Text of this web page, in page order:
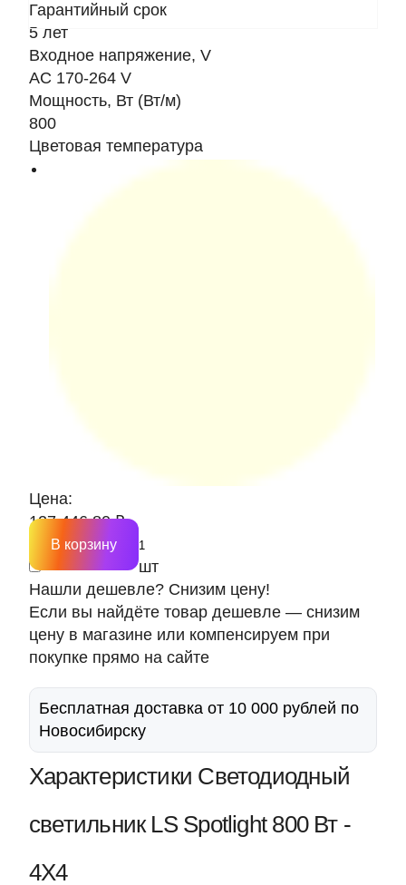
Гарантийный срок
5 лет
Входное напряжение, V
AC 170-264 V
Мощность, Вт (Вт/м)
800
Цветовая температура
Цена:
127 446.80 ₽
шт
В корзину
Нашли дешевле? Снизим цену!
Если вы найдёте товар дешевле — снизим
цену в магазине или компенсируем при
покупке прямо на сайте
Бесплатная доставка от 10 000 рублей по
Новосибирску
Характеристики Светодиодный
светильник LS Spotlight 800 Вт -
4Х4